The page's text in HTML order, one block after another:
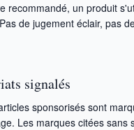
recommandé, un produit
de jugement éclair, pas
signalés
sponsorisés sont
Les marques citées sans